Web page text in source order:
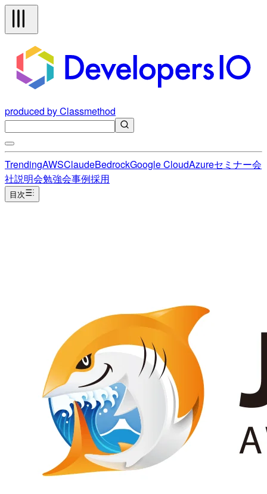
produced by Classmethod
TrendingAWSClaudeBedrockGoogle CloudAzureセミナー会
社説明会勉強会事例採用
目次